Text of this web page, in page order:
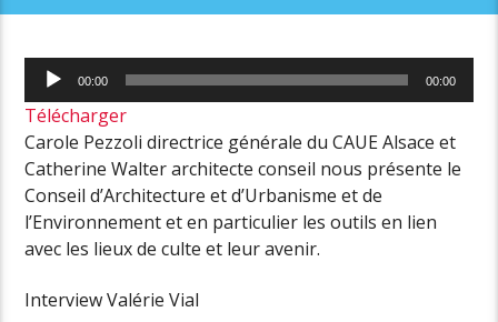
Lecteur
audio
00:00 00:00
Télécharger
Carole Pezzoli directrice générale du CAUE Alsace et
Catherine Walter architecte conseil nous présente le
Conseil d’Architecture et d’Urbanisme et de
l’Environnement et en particulier les outils en lien
avec les lieux de culte et leur avenir.
Interview Valérie Vial